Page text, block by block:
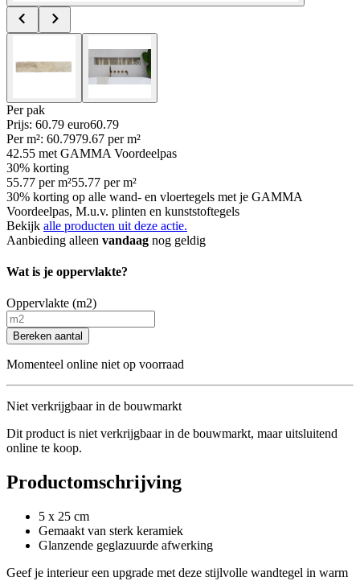
Per pak
Prijs: 60.79 euro60.79
Per m²: 60.7979.67 per m²
42.55 met GAMMA Voordeelpas
30% korting
55.77 per m²55.77 per m²
30% korting op alle wand- en vloertegels met je GAMMA
Voordeelpas, M.u.v. plinten en kunststoftegels
Bekijk alle producten uit deze actie.
Aanbieding alleen vandaag nog geldig
Wat is je oppervlakte?
Oppervlakte (m2)
Bereken aantal
Momenteel online niet op voorraad
Niet verkrijgbaar in de bouwmarkt
Dit product is niet verkrijgbaar in de bouwmarkt, maar uitsluitend
online te koop.
Productomschrijving
5 x 25 cm
Gemaakt van sterk keramiek
Glanzende geglazuurde afwerking
Geef je interieur een upgrade met deze stijlvolle wandtegel in warm